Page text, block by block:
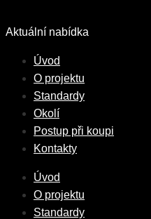
na
Aktuální nabídka
Úvod
O projektu
Standardy
Okolí
Postup při koupi
Kontakty
Úvod
O projektu
Standardy